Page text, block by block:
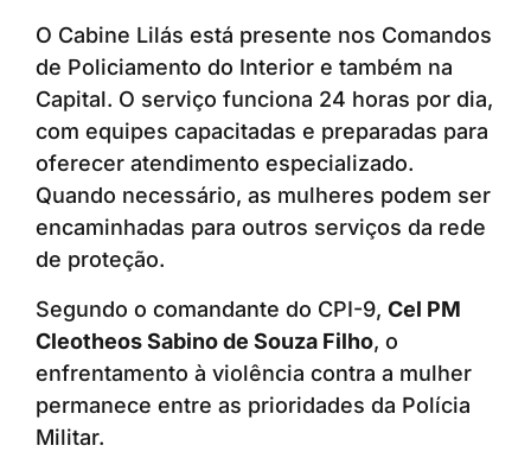
O Cabine Lilás está presente nos Comandos
de Policiamento do Interior e também na
Capital. O serviço funciona 24 horas por dia,
com equipes capacitadas e preparadas para
oferecer atendimento especializado.
Quando necessário, as mulheres podem ser
encaminhadas para outros serviços da rede
de proteção.
Segundo o comandante do CPI-9, Cel PM
Cleotheos Sabino de Souza Filho, o
enfrentamento à violência contra a mulher
permanece entre as prioridades da Polícia
Militar.